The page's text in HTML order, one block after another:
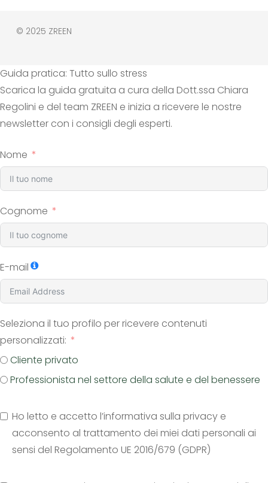
© 2025 ZREEN
Guida pratica: Tutto sullo stress
Scarica la guida gratuita a cura della Dott.ssa Chiara
Regolini e del team ZREEN e inizia a ricevere le nostre
newsletter con i consigli degli esperti.
Nome
Cognome
E-mail
Seleziona il tuo profilo per ricevere contenuti
personalizzati:
Cliente privato
Professionista nel settore della salute e del benessere
Ho letto e accetto l’informativa sulla privacy e
acconsento al trattamento dei miei dati personali ai
sensi del Regolamento UE 2016/679 (GDPR)